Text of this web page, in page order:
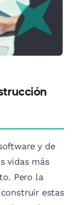
y de
vidas más
Pero la
estas